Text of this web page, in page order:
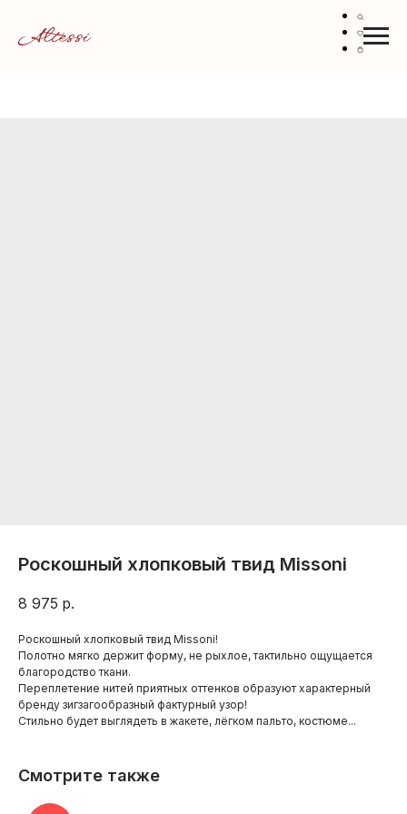
Роскошный хлопковый твид Missoni
8 975 р.
Роскошный хлопковый твид Missoni!
Полотно мягко держит форму, не рыхлое, тактильно ощущается
благородство ткани.
Переплетение нитей приятных оттенков образуют характерный
бренду зигзагообразный фактурный узор!
Стильно будет выглядеть в жакете, лёгком пальто, костюме...
Смотрите также